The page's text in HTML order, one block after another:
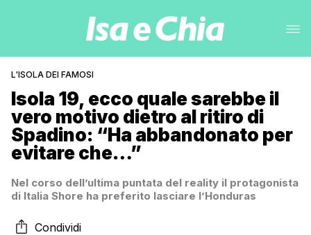
L'ISOLA DEI FAMOSI
Isola 19, ecco quale sarebbe il
vero motivo dietro al ritiro di
Spadino: “Ha abbandonato per
evitare che…”
Nel corso dell’ultima puntata del reality il protagonista
di Italia Shore ha preferito lasciare l’Honduras
Condividi